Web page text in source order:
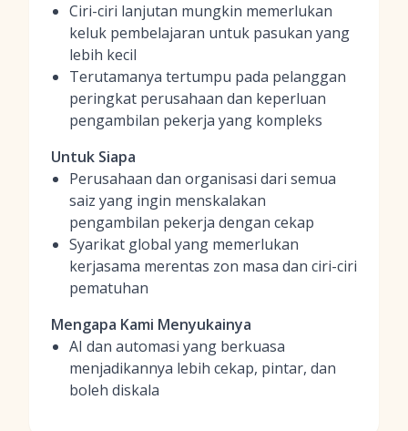
Ciri-ciri lanjutan mungkin memerlukan
keluk pembelajaran untuk pasukan yang
lebih kecil
Terutamanya tertumpu pada pelanggan
peringkat perusahaan dan keperluan
pengambilan pekerja yang kompleks
Untuk Siapa
Perusahaan dan organisasi dari semua
saiz yang ingin menskalakan
pengambilan pekerja dengan cekap
Syarikat global yang memerlukan
kerjasama merentas zon masa dan ciri-ciri
pematuhan
Mengapa Kami Menyukainya
AI dan automasi yang berkuasa
menjadikannya lebih cekap, pintar, dan
boleh diskala